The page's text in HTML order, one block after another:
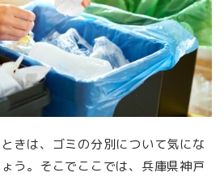
きは、ゴミの分別について気にな
う。そこでここでは、兵庫県神戸